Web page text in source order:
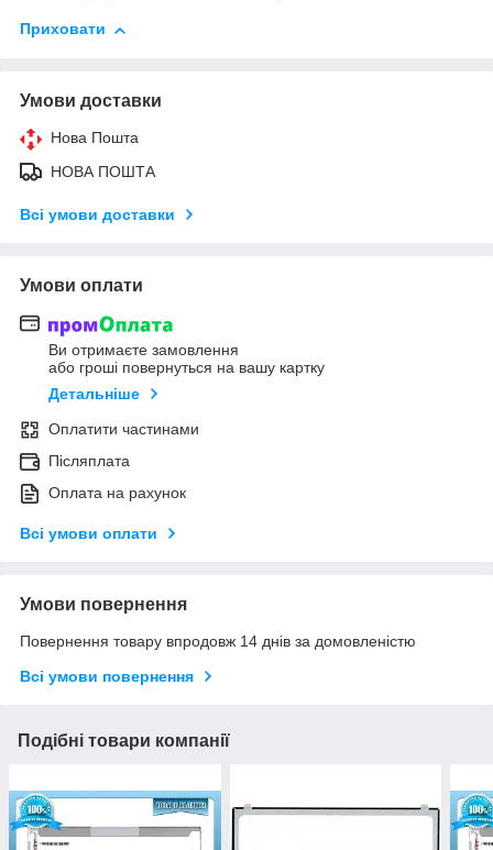
Приховати
Умови доставки
Нова Пошта
НОВА ПОШТА
Всі умови доставки
Умови оплати
Ви отримаєте замовлення
або гроші повернуться на вашу картку
Детальніше
Оплатити частинами
Післяплата
Оплата на рахунок
Всі умови оплати
Умови повернення
Повернення товару впродовж 14 днів за домовленістю
Всі умови повернення
Подібні товари компанії